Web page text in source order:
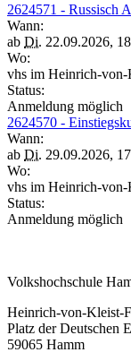
2624571 - Russisch
Wann:
ab Di. 22.09.2026,
Wo:
vhs im Heinrich-
Status:
Anmeldung möglich
2624570 -
Wann:
ab Di. 29.09.2026,
Wo:
vhs im Heinrich-
Status:
Anmeldung möglich
Volkshochschule
Heinrich-von-Kleist-
Platz der Deutschen
59065 Hamm